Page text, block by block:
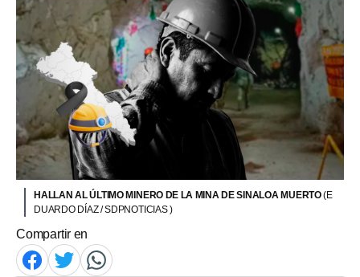
HALLAN AL ÚLTIMO MINERO DE LA MINA DE SINALOA MUERTO(E
DUARDO DÍAZ / SDPNOTICIAS )
Compartir en